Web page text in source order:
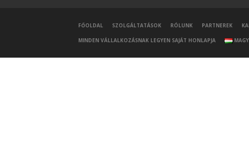
FŐOLDAL SZOLGÁLTATÁSOK RÓLUNK PARTNEREK
MINDEN VÁLLALKOZÁSNAK LEGYEN SAJÁT HONLAPJA